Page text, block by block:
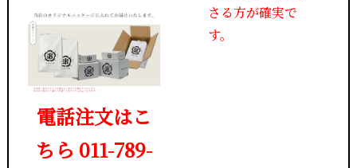
電話注文はこ
ちら 011-789-
さる方が確実で
す。